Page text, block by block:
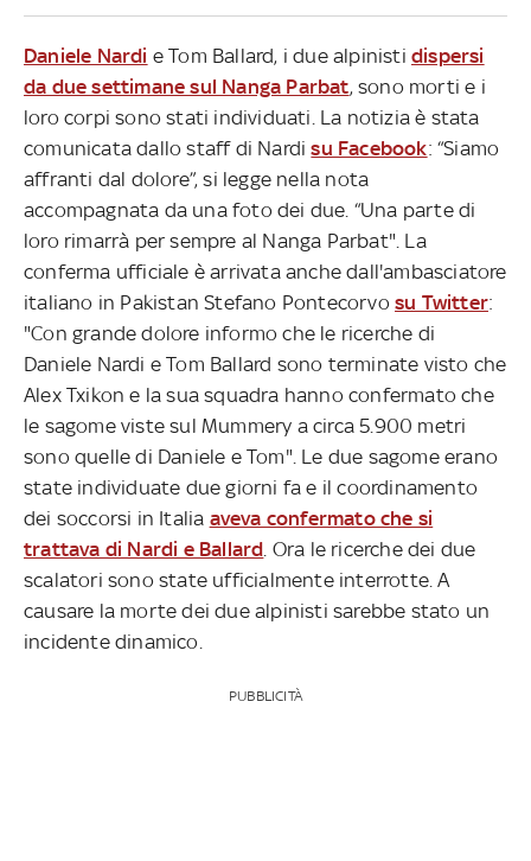
Daniele Nardi e Tom Ballard, i due alpinistidispersi
da due settimane sul Nanga Parbat, sono morti e i
loro corpi sono stati individuati. La notizia è stata
comunicata dallo staff di Nardisu Facebook: “Siamo
affranti dal dolore”, si legge nella nota
accompagnata da una foto dei due. “Una parte di
loro rimarrà per sempre al Nanga Parbat". La
conferma ufficiale è arrivata anche dall'ambasciatore
italiano in Pakistan Stefano Pontecorvo su Twitter:
"Con grande dolore informo che le ricerche di
Daniele Nardi e Tom Ballard sono terminate visto che
Alex Txikon e la sua squadra hanno confermato che
le sagome viste sul Mummery a circa 5.900 metri
sono quelle di Daniele e Tom". Le due sagome erano
state individuate due giorni fa e il coordinamento
dei soccorsi in Italia aveva confermato che si
trattava di Nardi e Ballard . Ora le ricerche dei due
scalatori sono state ufficialmente interrotte. A
causare la morte dei due alpinisti sarebbe stato un
incidente dinamico.
PUBBLICITÀ